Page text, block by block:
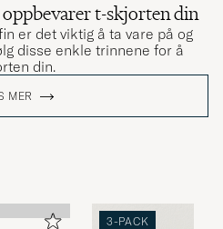
t-skjorten din
er det viktig å ta vare på og
disse enkle trinnene for å
din.
MER
3-PACK